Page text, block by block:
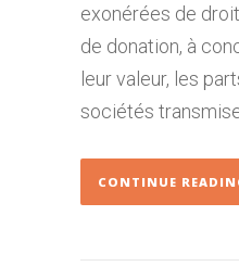
exonérées de
de donation, à
leur valeur, les
sociétés
CONTINUE